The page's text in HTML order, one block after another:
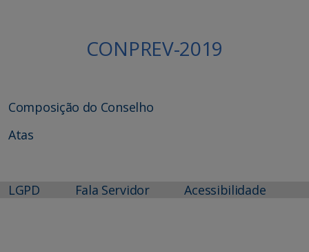
CONPREV-2019
Composição do Conselho
Atas
LGPD Fala Servidor Acessibilidade